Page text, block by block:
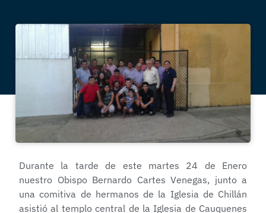
Durante la tarde de este martes 24 de Enero
nuestro Obispo Bernardo Cartes Venegas, junto a
una comitiva de hermanos de la Iglesia de Chillán
asistió al templo central de la Iglesia de Cauquenes